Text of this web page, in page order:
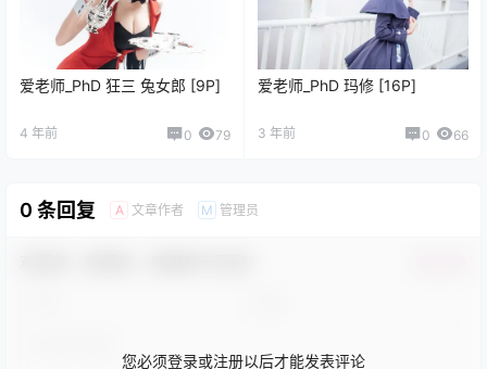
爱老师_PhD 狂三 兔女郎 [9P]
4 年前 0 79
爱老师_PhD 玛修 [16P]
3 年前 0 66
0 条回复 A 文章作者 M 管理员
您必须登录或注册以后才能发表评论